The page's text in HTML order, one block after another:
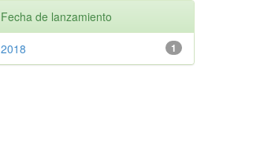
Fecha de lanzamiento
1
2018